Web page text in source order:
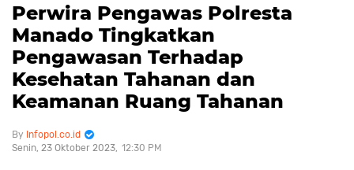
Perwira Pengawas Polresta
Manado Tingkatkan
Pengawasan Terhadap
Kesehatan Tahanan dan
Keamanan Ruang Tahanan
Infopol.co.id
Senin, 23 Oktober 2023 12:30 PM